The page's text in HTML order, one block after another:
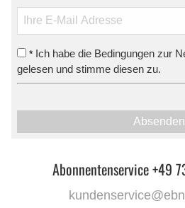
* Ich habe die Bedingungen zur
gelesen und stimme diesen zu.
Absenden
Abonnentenservice +49